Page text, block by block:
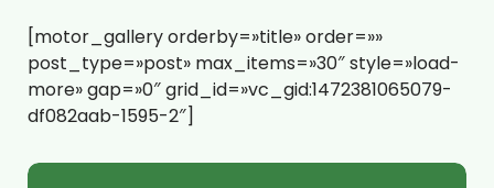
[motor_gallery orderby=»title» order=»»
post_type=»post» max_items=»30″ style=»load-
more» gap=»0″ grid_id=»vc_gid:1472381065079-
df082aab-1595-2″]